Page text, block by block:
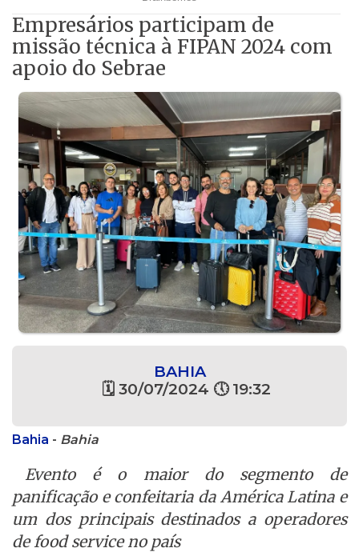
Empresários participam de
missão técnica à FIPAN 2024 com
apoio do Sebrae
BAHIA
🗓 30/07/2024 🕔 19:32
Bahia - Bahia
Evento é o maior do segmento de
panificação e confeitaria da América Latina e
um dos principais destinados a operadores
de food service no país